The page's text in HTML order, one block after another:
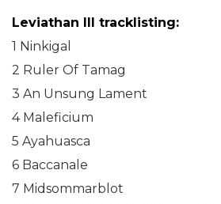
Leviathan III tracklisting:
1 Ninkigal
2 Ruler Of Tamag
3 An Unsung Lament
4 Maleficium
5 Ayahuasca
6 Baccanale
7 Midsommarblot